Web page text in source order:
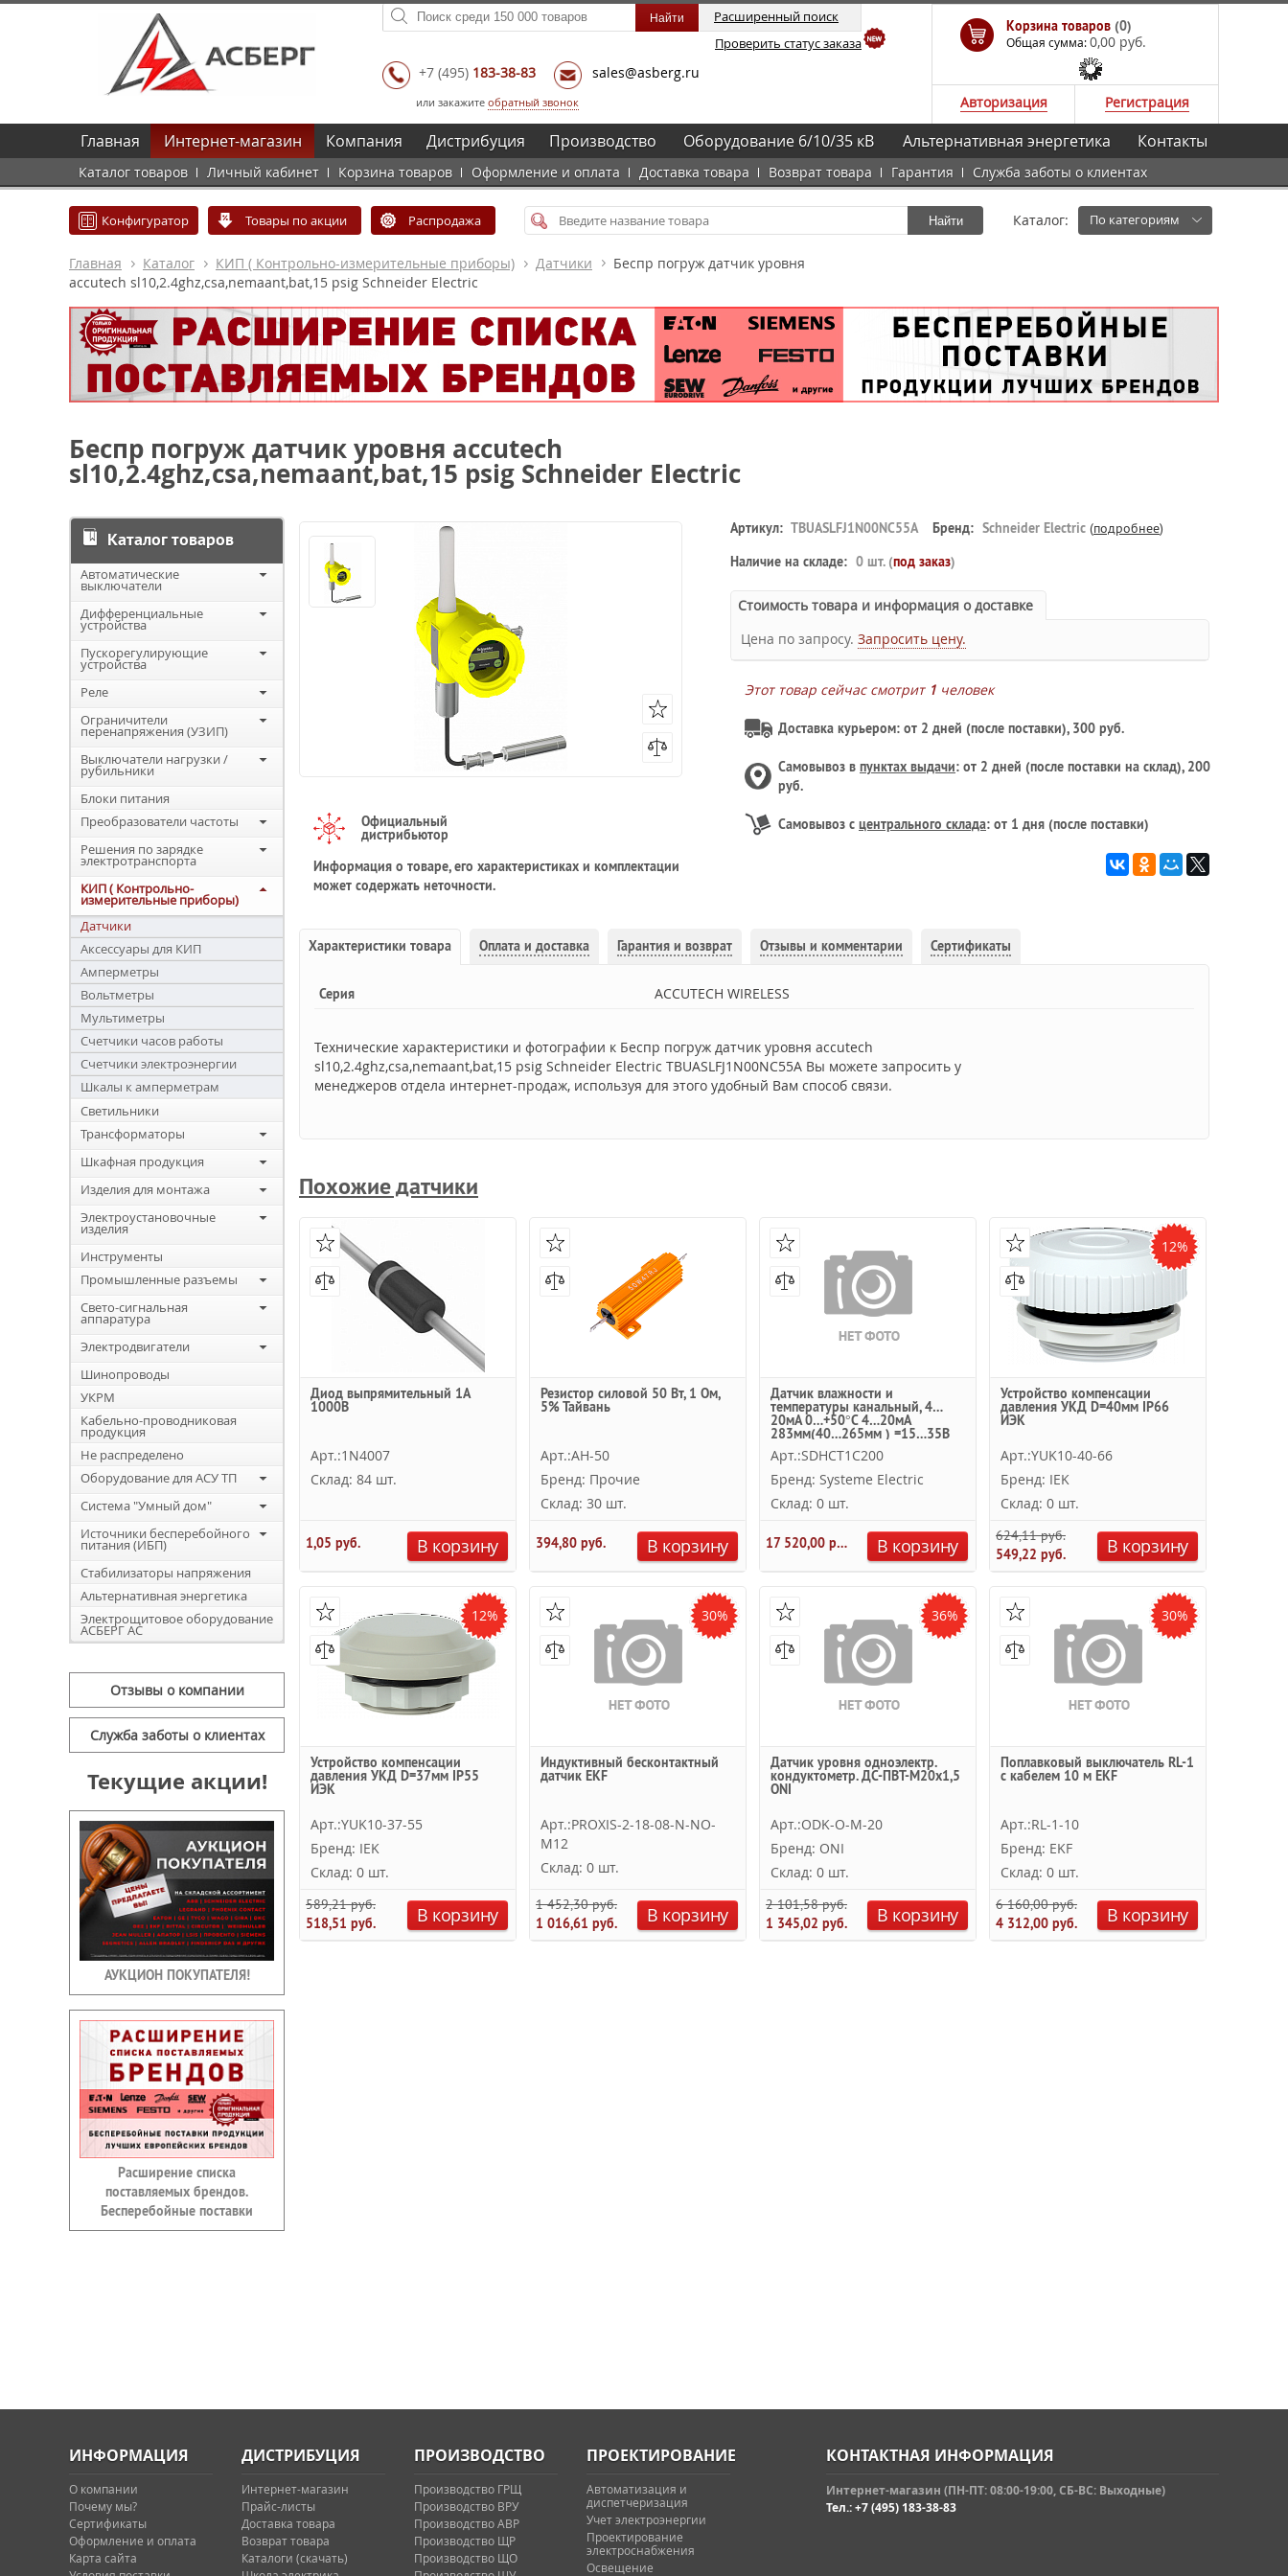
Расширенный поиск
Проверить статус заказа
+7 (495) 183-38-83 sales@asberg.ru
или закажите обратный звонок
Корзина товаров (0)
Общая сумма:0,00 руб.
Авторизация Регистрация
Главная Интернет-магазин
Каталог товаров Личный кабинет Корзина товаров Оформление и оплата Доставка товара Возврат товара Гарантия Служба заботы о клиентах
Компания Дистрибуция Производство Оборудование 6/10/35 кВ Альтернативная энергетика Контакты
Конфигуратор Товары по акции Распродажа Найти Каталог: По категориям
Главная Каталог КИП ( Контрольно-измерительные приборы) Датчики
Беспр погруж датчик уровня
accutech sl10,2.4ghz,csa,nemaant,bat,15 psig Schneider Electric
Беспр погруж датчик уровня accutech
sl10,2.4ghz,csa,nemaant,bat,15 psig Schneider Electric
Каталог товаров
Автоматические
выключатели
Дифференциальные
устройства
Пускорегулирующие
устройства
Реле
Ограничители
перенапряжения (УЗИП)
Выключатели нагрузки /
рубильники
Блоки питания
Преобразователи частоты
Решения по зарядке
электротранспорта
КИП ( Контрольно-
измерительные приборы)
Датчики
Аксессуары для КИП
Амперметры
Вольтметры
Мультиметры
Счетчики часов работы
Счетчики электроэнергии
Шкалы к амперметрам
Светильники
Трансформаторы
Шкафная продукция
Изделия для монтажа
Электроустановочные
изделия
Инструменты
Промышленные разъемы
Свето-сигнальная
аппаратура
Электродвигатели
Шинопроводы
УКРМ
Кабельно-проводниковая
продукция
Не распределено
Оборудование для АСУ ТП
Система "Умный дом"
Источники бесперебойного
питания (ИБП)
Стабилизаторы напряжения
Альтернативная энергетика
Электрощитовое оборудование
АСБЕРГ АС
Отзывы о компании
Служба заботы о клиентах
Текущие акции!
АУКЦИОН ПОКУПАТЕЛЯ!
Расширение списка
поставляемых брендов.
Бесперебойные поставки
Официальный
дистрибьютор
Информация о товаре, его характеристиках и комплектации
может содержать неточности.
Артикул: TBUASLFJ1N00NC55A Бренд: Schneider Electric (подробнее)
Наличие на складе: 0 шт. (под заказ)
Стоимость товара и информация о доставке
Цена по запросу. Запросить цену.
Этот товар сейчас смотрит 1 человек
Доставка курьером: от 2 дней (после поставки), 300 руб.
Самовывоз в пунктах выдачи: от 2 дней (после поставки на склад), 200
руб.
Самовывоз с центрального склада: от 1 дня (после поставки)
Характеристики товара Оплата и доставка Гарантия и возврат Отзывы и комментарии Сертификаты
Серия ACCUTECH WIRELESS
Технические характеристики и фотографии к Беспр погруж датчик уровня accutech
sl10,2.4ghz,csa,nemaant,bat,15 psig Schneider Electric TBUASLFJ1N00NC55A Вы можете запросить у
менеджеров отдела интернет-продаж, используя для этого удобный Вам способ связи.
Похожие датчики
Диод выпрямительный 1А
1000В
Арт.:1N4007
Склад: 84 шт.
1,05 руб. В корзину
Резистор силовой 50 Вт, 1 Ом,
5% Тайвань
Арт.:AH-50
Бренд: Прочие
Склад: 30 шт.
394,80 руб. В корзину
Датчик влажности и
температуры канальный, 4…
20мА 0…+50°С 4…20мА
283мм(40…265мм ) =15…35В
Systeme Electric
Арт.:SDHCT1C200
Бренд: Systeme Electric
Склад: 0 шт.
17 520,00 руб. В корзину
12%
Устройство компенсации
давления УКД D=40мм IP66
ИЭК
Арт.:YUK10-40-66
Бренд: IEK
Склад: 0 шт.
624,11 руб.
549,22 руб.
В корзину
12%
Устройство компенсации
давления УКД D=37мм IP55
ИЭК
Арт.:YUK10-37-55
Бренд: IEK
Склад: 0 шт.
589,21 руб.
518,51 руб.
В корзину
30%
Индуктивный бесконтактный
датчик EKF
Арт.:PROXIS-2-18-08-N-NO-
M12
Склад: 0 шт.
1 452,30 руб.
1 016,61 руб.
В корзину
36%
Датчик уровня одноэлектр.
кондуктометр. ДС-ПВТ-М20х1,5
ONI
Арт.:ODK-O-M-20
Бренд: ONI
Склад: 0 шт.
2 101,58 руб.
1 345,02 руб.
В корзину
30%
Поплавковый выключатель RL-1
с кабелем 10 м EKF
Арт.:RL-1-10
Бренд: EKF
Склад: 0 шт.
6 160,00 руб.
4 312,00 руб.
В корзину
ИНФОРМАЦИЯ
О компании
Почему мы?
Сертификаты
Оформление и оплата
Карта сайта
ДИСТРИБУЦИЯ
Интернет-магазин
Прайс-листы
Доставка товара
Возврат товара
Каталоги (скачать)
ПРОИЗВОДСТВО
Производство ГРЩ
Производство ВРУ
Производство АВР
Производство ЩР
Производство ЩО
ПРОЕКТИРОВАНИЕ
Автоматизация и
диспетчеризация
Учет электроэнергии
Проектирование
электроснабжения
Освещение
КОНТАКТНАЯ ИНФОРМАЦИЯ
Интернет-магазин (ПН-ПТ: 08:00-19:00, СБ-ВС: Выходные)
Тел.: +7 (495) 183-38-83